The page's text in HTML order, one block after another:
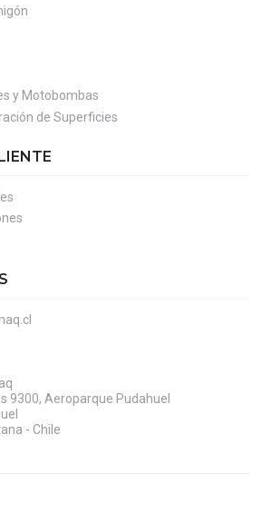
y Motobombas
de Superficies
9300, Aeroparque Pudahuel
- Chile